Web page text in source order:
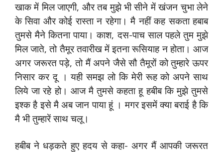
खाक में मिल जाएगी, और तब मुझे भी सीने में खंजन चुभा लेने
के सिवा और कोई रास्‍ता न रहेगा। मै नहीं कह सकता हबाब
तुमसे मैने कितना पाया। काश, दस-पाच साल पहले तुम मुझे
मिल जाते, तो तैमूर तवारीख में इतना रूसियाह न होता। आज
अगर जरूरत पड़े, तो मैं अपने जैसे सौ तैमूरों को तुम्‍हारे ऊपर
निसार कर दू । यही समझ लो कि मेरी रूह‍ को अपने साथ
लिये जा रहे हो। आज मै तुमसे कहता हू हबीब कि मुझे तुमसे
इश्‍क है इसे मै अब जान पाया हूं । मगर इसमें क्‍या बराई है कि
मै भी तुम्‍हारें साथ चलू।
हबीब ने धड़कते हुए हदय से कहा- अगर मैं आपकी जरूरत